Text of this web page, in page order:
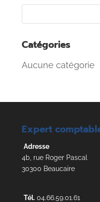
Catégories
Aucune catégorie
Expert
Adresse
4b, rue Roger Pascal
30300 Beaucaire
Tél.04.66.59.01.61